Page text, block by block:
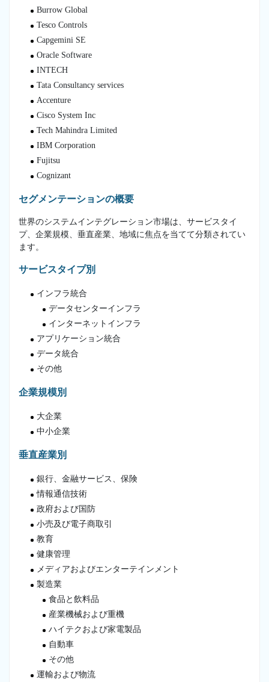
Burrow Global
Tesco Controls
Capgemini SE
Oracle Software
INTECH
Tata Consultancy services
Accenture
Cisco System Inc
Tech Mahindra Limited
IBM Corporation
Fujitsu
Cognizant
セグメンテーションの概要
世界のシステムインテグレーション市場は、サービスタイ
プ、企業規模、垂直産業、地域に焦点を当てて分類されてい
ます。
サービスタイプ別
インフラ統合
データセンターインフラ
インターネットインフラ
アプリケーション統合
データ統合
その他
企業規模別
大企業
中小企業
垂直産業別
銀行、金融サービス、保険
情報通信技術
政府および国防
小売及び電子商取引
教育
健康管理
メディアおよびエンターテインメント
製造業
食品と飲料品
産業機械および重機
ハイテクおよび家電製品
自動車
その他
運輸および物流